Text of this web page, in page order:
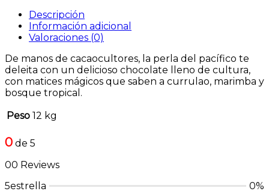
Descripción
Información adicional
Valoraciones (0)
De manos de cacaocultores, la perla del pacífico te
deleita con un delicioso chocolate lleno de cultura,
con matices mágicos que saben a currulao, marimba y
bosque tropical.
Peso 12 kg
0 de 5
00 Reviews
5estrella
0%